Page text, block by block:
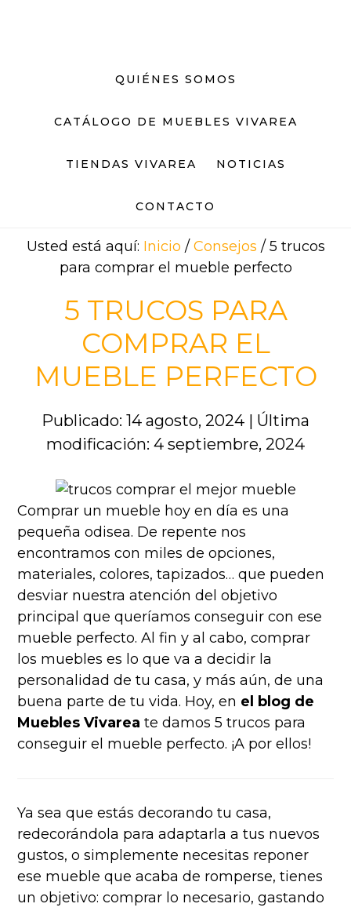
QUIÉNES SOMOS
CATÁLOGO DE MUEBLES VIVAREA
TIENDAS VIVAREA NOTICIAS
CONTACTO
Usted está aquí: Inicio / Consejos /5 trucos
para comprar el mueble perfecto
5 TRUCOS PARA
COMPRAR EL
MUEBLE PERFECTO
Publicado: 14 agosto, 2024 | Última
modificación: 4 septiembre, 2024
Comprar un mueble hoy en día es una
pequeña odisea. De repente nos
encontramos con miles de opciones,
materiales, colores, tapizados… que pueden
desviar nuestra atención del objetivo
principal que queríamos conseguir con ese
mueble perfecto. Al fin y al cabo, comprar
los muebles es lo que va a decidir la
personalidad de tu casa, y más aún, de una
buena parte de tu vida. Hoy, en el blog de
Muebles Vivarea te damos 5 trucos para
conseguir el mueble perfecto. ¡A por ellos!
Ya sea que estás decorando tu casa,
redecorándola para adaptarla a tus nuevos
gustos, o simplemente necesitas reponer
ese mueble que acaba de romperse, tienes
un objetivo: comprar lo necesario, gastando